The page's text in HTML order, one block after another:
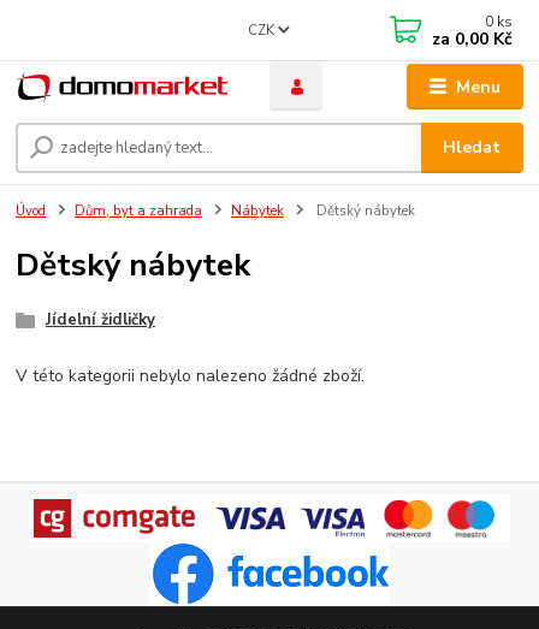
Menu
CZK
Hledat
0 ks
za 0,00 Kč
Úvod Dům, byt a zahrada Nábytek Dětský nábytek
Dětský nábytek
Jídelní židličky
V této kategorii nebylo nalezeno žádné zboží.